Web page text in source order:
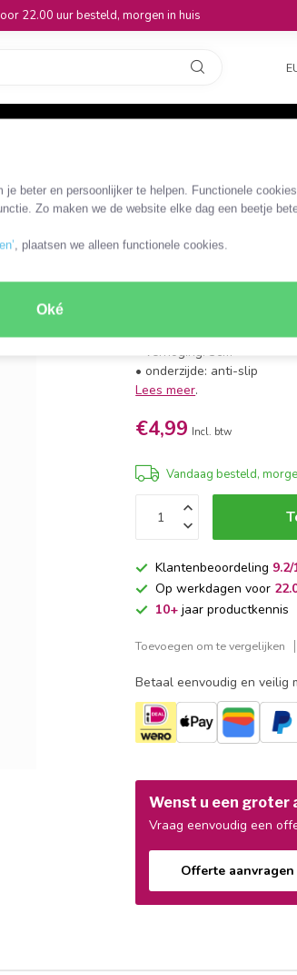
beter en persoonlijker te helpen. Functionele
Zo maken we de website elke dag een beetje
, plaatsen we alleen functionele cookies.
Oké
22.00 uur besteld, morgen in huis
AC8220
ACT 3 cm
standaards/
AC8215
• 4 extra verhogers voor
• verhoging: 3cm
• onderzijde: anti-slip
Lees meer.
€4,99 Incl. btw
Vandaag besteld,
Klantenbeoordeling 9.2/
Op werkdagen voor
10+ jaar productkennis
Toevoegen om te vergelijken
Betaal eenvoudig en veilig
Wenst u een groter
Vraag eenvoudig een
Offerte aanvragen